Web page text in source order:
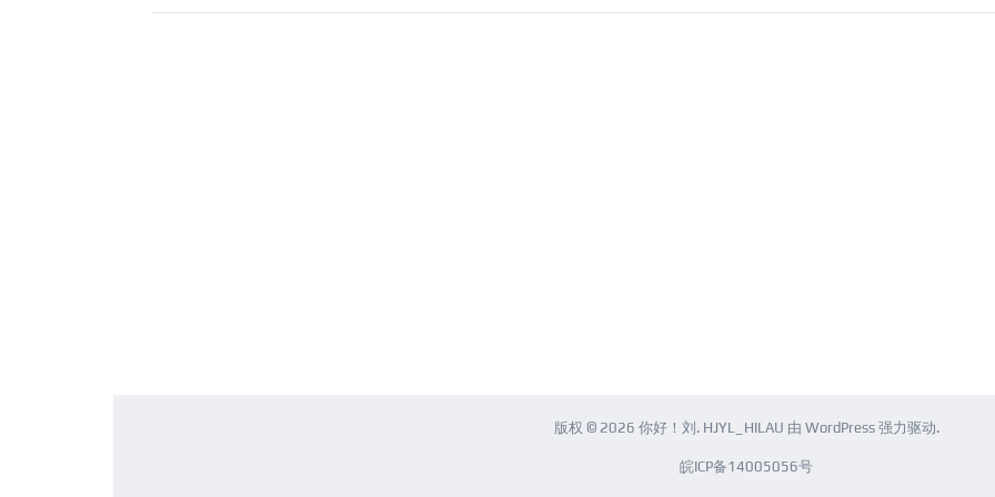
版权 © 2026 你好！刘 . HJYL_HILAU 由 WordPress强力驱动.
皖ICP备14005056号